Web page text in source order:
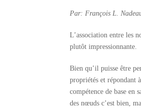
Par: François L.
L’association entre les
plutôt impressionnante.
Bien qu’il puisse être
propriétés et répondant
compétence de base
des nœuds c’est bien,